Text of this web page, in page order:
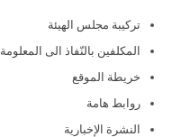
تركيبة مجلس الهيئة
المكلفين بالنّفاذ الى المعلومة
خريطة الموقع
روابط هامة
النشرة الإخبارية